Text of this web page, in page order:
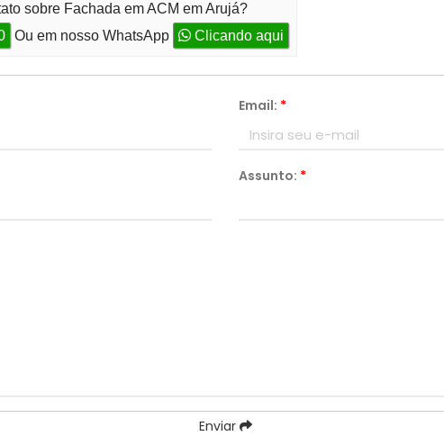
sobre Fachada em ACM em Arujá?
Ou em nosso WhatsApp Clicando aqui
Email: *
Assunto: *
Enviar